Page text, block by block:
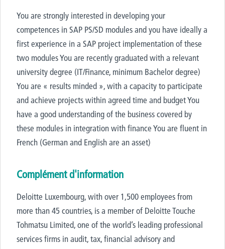
You are strongly interested in developing your
competences in SAP PS/SD modules and you have ideally a
first experience in a SAP project implementation of these
two modules You are recently graduated with a relevant
university degree (IT/Finance, minimum Bachelor degree)
You are « results minded », with a capacity to participate
and achieve projects within agreed time and budget You
have a good understanding of the business covered by
these modules in integration with finance You are fluent in
French (German and English are an asset)
Complément d'information
Deloitte Luxembourg, with over 1,500 employees from
more than 45 countries, is a member of Deloitte Touche
Tohmatsu Limited, one of the world’s leading professional
services firms in audit, tax, financial advisory and